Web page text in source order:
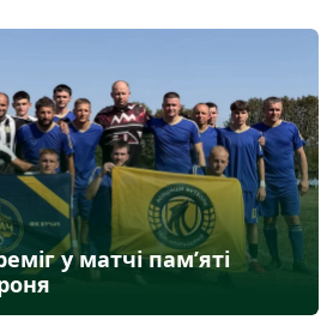
у матчі пам’яті